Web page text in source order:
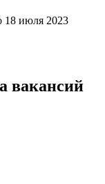
18 июля 2023
вакансий